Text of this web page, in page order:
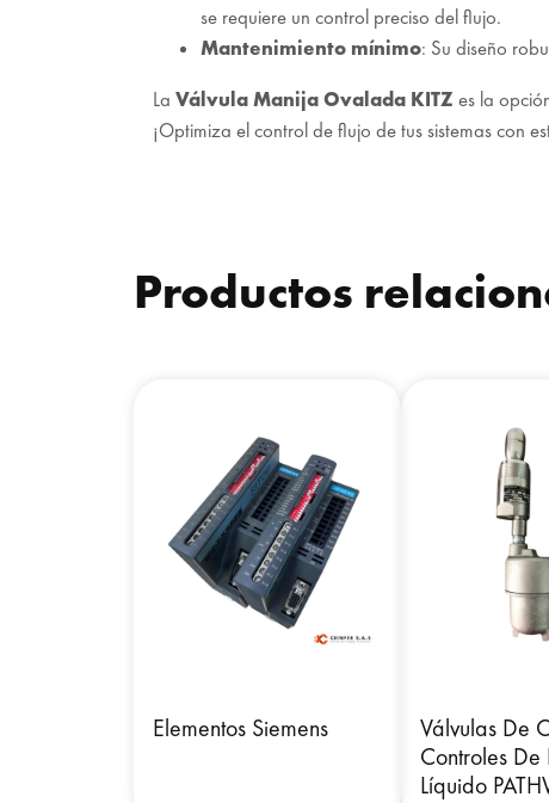
se requiere un control preciso del flujo.
Mantenimiento mínimo: Su diseño
La Válvula Manija Ovalada KITZ es la
¡Optimiza el control de flujo de tus sistemas con
Productos
Elementos Siemens
Válvulas De
Controles
Líquido